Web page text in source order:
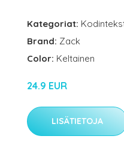
Kategoriat:
Brand: Zack
Color: Keltainen
24.9 EUR
LISÄTIETOJA